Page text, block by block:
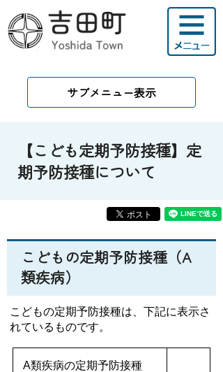
サブメニュー表示
【こども定期予防接種】定
期予防接種について
こどもの定期予防接種（A
類疾病）
こどもの定期予防接種は、下記に表示さ
れているものです。
A類疾病の定期予防接種